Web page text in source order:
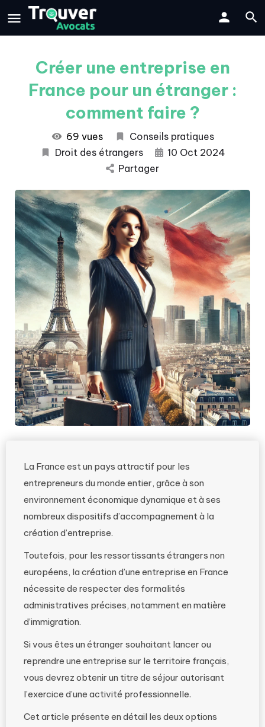
Créer une entreprise en
France pour un étranger :
comment faire ?
69 vues
Conseils pratiques
Droit des étrangers
10 Oct 2024
Partager
La France est un pays attractif pour les
entrepreneurs du monde entier, grâce à son
environnement économique dynamique et à ses
nombreux dispositifs d’accompagnement à la
création d’entreprise.
Toutefois, pour les ressortissants étrangers non
européens, la création d’une entreprise en France
nécessite de respecter des formalités
administratives précises, notamment en matière
d’immigration.
Si vous êtes un étranger souhaitant lancer ou
reprendre une entreprise sur le territoire français,
vous devrez obtenir un titre de séjour autorisant
l’exercice d’une activité professionnelle.
Cet article présente en détail les deux options